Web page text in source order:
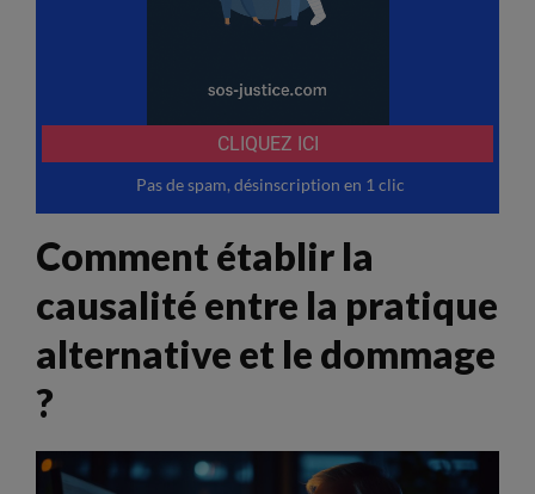
Comment établir la
causalité entre la pratique
alternative et le dommage
?